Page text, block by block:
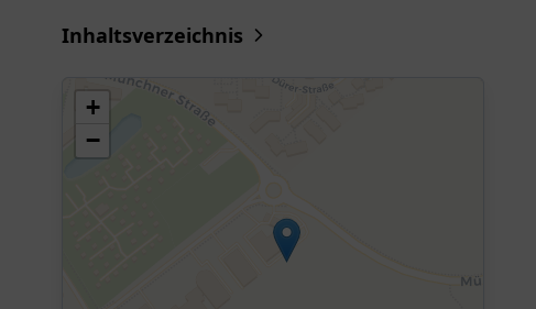
Inhaltsverzeichnis
+
−